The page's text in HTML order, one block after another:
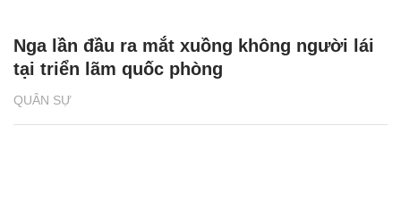
QUÂN SỰ
Nga lần đầu ra mắt xuồng không người lái
tại triển lãm quốc phòng